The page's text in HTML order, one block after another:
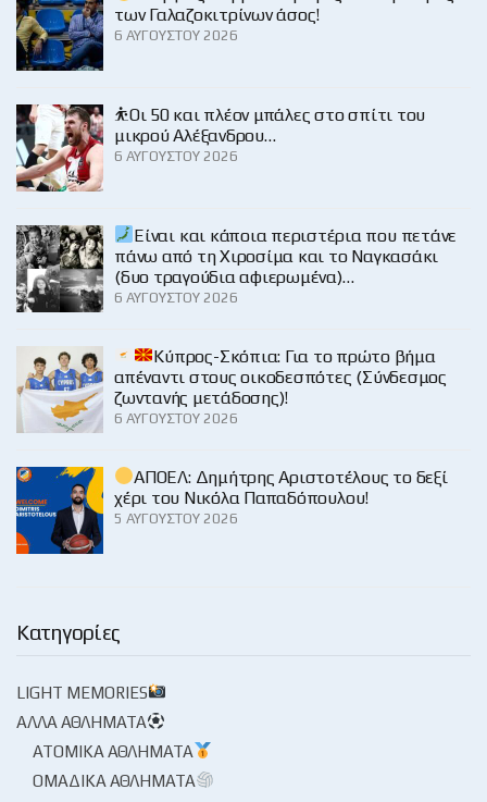
των Γαλαζοκιτρίνων άσος!
6 ΑΥΓΟΎΣΤΟΥ 2026
⛹️Οι 50 και πλέον μπάλες στο σπίτι του
μικρού Αλέξανδρου…
6 ΑΥΓΟΎΣΤΟΥ 2026
Είναι και κάποια περιστέρια που πετάνε
πάνω από τη Χιροσίμα και το Ναγκασάκι
(δυο τραγούδια αφιερωμένα)…
6 ΑΥΓΟΎΣΤΟΥ 2026
Κύπρος-Σκόπια: Για το πρώτο βήμα
απέναντι στους οικοδεσπότες (Σύνδεσμος
ζωντανής μετάδοσης)!
6 ΑΥΓΟΎΣΤΟΥ 2026
ΑΠΟΕΛ: Δημήτρης Αριστοτέλους το δεξί
χέρι του Νικόλα Παπαδόπουλου!
5 ΑΥΓΟΎΣΤΟΥ 2026
Κατηγορίες
LIGHT MEMORIES
ΆΛΛΑ ΑΘΛΉΜΑΤΑ
ΑΤΟΜΙΚΆ ΑΘΛΉΜΑΤΑ
ΟΜΑΔΙΚΆ ΑΘΛΉΜΑΤΑ